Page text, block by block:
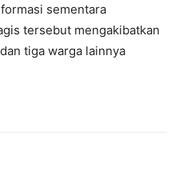
sementara
tersebut mengakibatkan
tiga warga lainnya